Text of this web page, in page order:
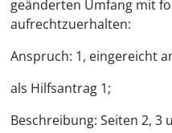
geänderten Umfang mit
aufrechtzuerhalten:
Anspruch: 1, eingereicht
als Hilfsantrag 1;
Beschreibung: Seiten 2, 3